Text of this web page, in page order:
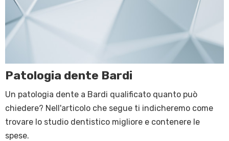
Patologia dente Bardi
Un patologia dente a Bardi qualificato quanto può
chiedere? Nell'articolo che segue ti indicheremo come
trovare lo studio dentistico migliore e contenere le
spese.